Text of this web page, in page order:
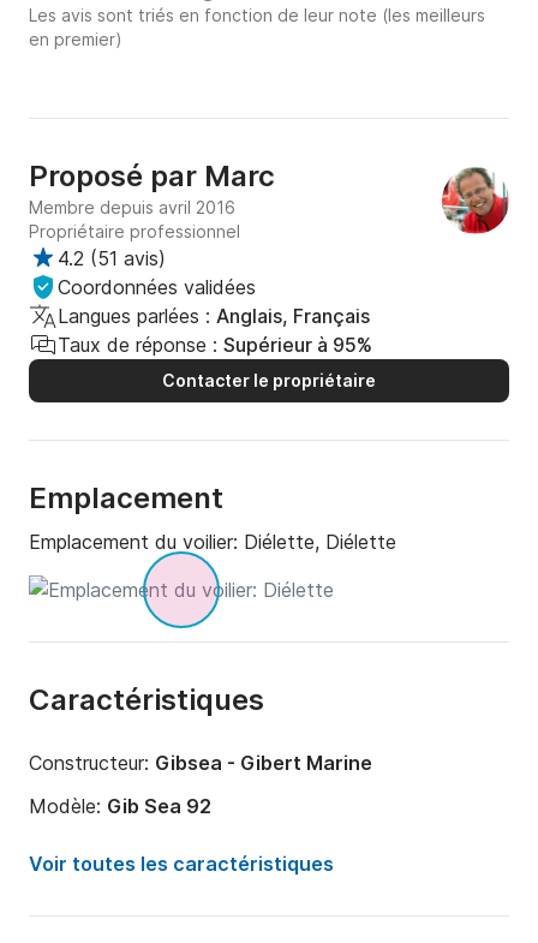
Les avis sont triés en fonction de leur note (les meilleurs
en premier)
Proposé par Marc
Membre depuis avril 2016
Propriétaire professionnel
4.2 (51 avis)
Coordonnées validées
Langues parlées : Anglais, Français
Taux de réponse : Supérieur à 95%
Contacter le propriétaire
Emplacement
Emplacement du voilier: Diélette, Diélette
Caractéristiques
Constructeur: Gibsea - Gibert Marine
Modèle: Gib Sea 92
Année:
Voir toutes les caractéristiques